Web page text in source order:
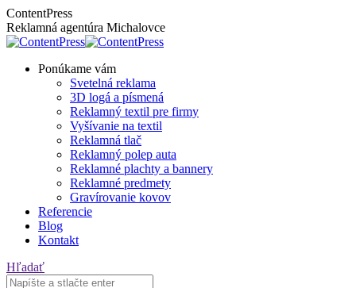
Skip
to
content
Facebook
page
opens
new
Instagram
page
opens
new
ContentPress
Reklamná agentúra Michalovce
Ponúkame vám
Svetelná reklama
3D logá a písmená
Reklamný textil pre firmy
Vyšívanie na textil
Reklamná tlač
Reklamný polep auta
Reklamné plachty a bannery
Reklamné predmety
Gravírovanie kovov
Referencie
Blog
Kontakt
Search:
Hľadať